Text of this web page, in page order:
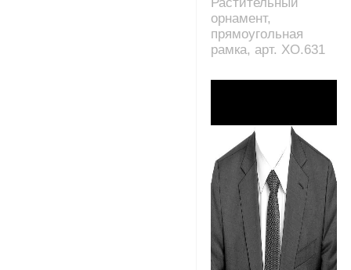
орнамент,
прямоугольная
рамка, арт. XO.631